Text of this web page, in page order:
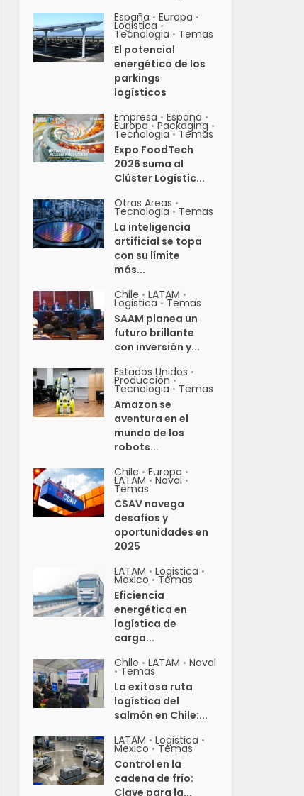
España • Europa •
Logistica •
Tecnologia • Temas
El potencial
energético de los
parkings
logísticos
Empresa • España •
Europa • Packaging •
Tecnologia • Temas
Expo FoodTech
2026 suma al
Clúster Logístic...
Otras Areas •
Tecnologia • Temas
La inteligencia
artificial se topa
con su límite
más...
Chile • LATAM •
Logistica • Temas
SAAM planea un
futuro brillante
con inversión y...
Estados Unidos •
Producción •
Tecnologia • Temas
Amazon se
aventura en el
mundo de los
robots...
Chile • Europa •
LATAM • Naval •
Temas
CSAV navega
desafíos y
oportunidades en
2025
LATAM • Logistica •
Mexico • Temas
Eficiencia
energética en
logística de
carga...
Chile • LATAM • Naval
• Temas
La exitosa ruta
logística del
salmón en Chile:...
LATAM • Logistica •
Mexico • Temas
Control en la
cadena de frío:
Clave para la...